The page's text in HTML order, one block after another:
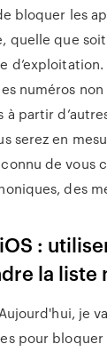
bloquer les
quelle que
numéros
à partir
serez en
de vous
des
:
la liste
je
pour bloquer